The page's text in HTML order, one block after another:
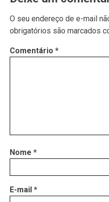
O seu endereço de e-mail
obrigatórios são marcados
Comentário *
Nome *
E-mail *